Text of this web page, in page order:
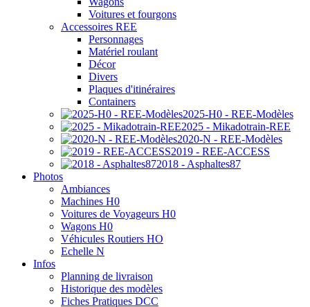
Voitures et fourgons
Accessoires REE
Personnages
Matériel roulant
Décor
Divers
Plaques d'itinéraires
Containers
2025-H0 - REE-Modèles
2025 - Mikadotrain-REE
2020-N - REE-Modèles
2019 - REE-ACCESS
2018 - Asphaltes87
Photos
Ambiances
Machines H0
Voitures de Voyageurs H0
Wagons H0
Véhicules Routiers HO
Echelle N
Infos
Planning de livraison
Historique des modèles
Fiches Pratiques DCC